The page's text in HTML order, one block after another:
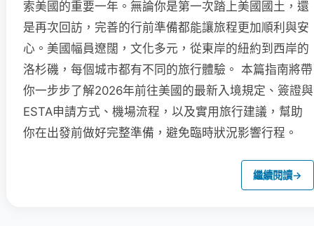
索美國的重要一年。無論你是第一次踏上美國國土，還
是再次回訪，完善的行前準備都能讓旅程更加順利與安
心。美國幅員遼闊，文化多元，從東岸的紐約到西岸的
洛杉磯，每個城市都有不同的旅行體驗。 本篇指南將帶
你一步步了解2026年前往美國的最新入境規定、簽證與
ESTA申請方式、機場流程，以及實用旅行建議，幫助
你在出發前做好完整準備，避免臨時狀況影響行程。
繼續閱讀→